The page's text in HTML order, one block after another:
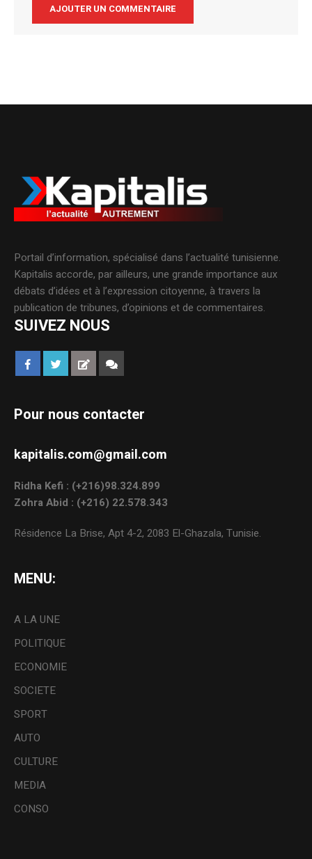
Portail d’information, spécialisé dans l’actualité tunisienne.
Kapitalis accorde, par ailleurs, une grande importance aux
débats d’idées et à l’expression citoyenne, à travers la
publication de tribunes, d’opinions et de commentaires.
SUIVEZ NOUS
Pour nous contacter
kapitalis.com@gmail.com
Ridha Kefi : (+216)98.324.899
Zohra Abid : (+216) 22.578.343
Résidence La Brise, Apt 4-2, 2083 El-Ghazala, Tunisie.
MENU:
A LA UNE
POLITIQUE
ECONOMIE
SOCIETE
SPORT
AUTO
CULTURE
MEDIA
CONSO